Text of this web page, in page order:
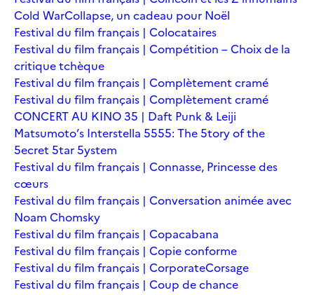
Cold WarCollapse, un cadeau pour Noël
Festival du film français | Colocataires
Festival du film français | Compétition – Choix de la
critique tchèque
Festival du film français | Complètement cramé
Festival du film français | Complètement cramé
CONCERT AU KINO 35 | Daft Punk & Leiji
Matsumoto’s Interstella 5555: The 5tory of the
5ecret 5tar 5ystem
Festival du film français | Connasse, Princesse des
cœurs
Festival du film français | Conversation animée avec
Noam Chomsky
Festival du film français | Copacabana
Festival du film français | Copie conforme
Festival du film français | CorporateCorsage
Festival du film français | Coup de chance